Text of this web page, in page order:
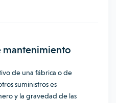
mantenimiento
de una fábrica o de
suministros es
y la gravedad de las